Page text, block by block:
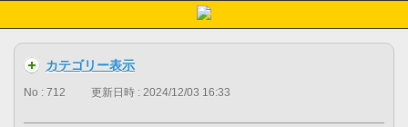
カテゴリー表示
No : 712 更新日時 : 2024/12/03 16:33